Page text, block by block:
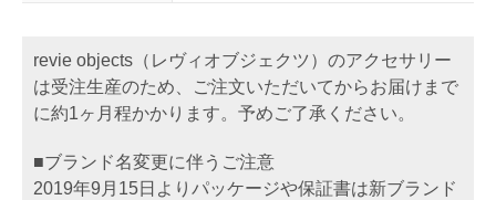
revie objects（レヴィオブジェクツ）のアクセサリー
は受注生産のため、ご注文いただいてからお届けまで
に約1ヶ月程かかります。予めご了承ください。
■ブランド名変更に伴うご注意
2019年9月15日よりパッケージや保証書は新ブランド